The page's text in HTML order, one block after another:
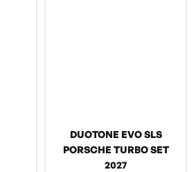
DUOTONE EVO SLS
PORSCHE TURBO SET
2027